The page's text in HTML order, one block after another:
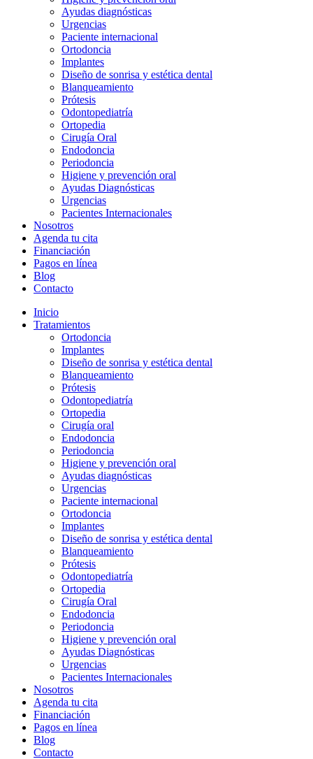
Ayudas diagnósticas
Urgencias
Paciente internacional
Ortodoncia
Implantes
Diseño de sonrisa y estética dental
Blanqueamiento
Prótesis
Odontopediatría
Ortopedia
Cirugía Oral
Endodoncia
Periodoncia
Higiene y prevención oral
Ayudas Diagnósticas
Urgencias
Pacientes Internacionales
Nosotros
Agenda tu cita
Financiación
Pagos en línea
Blog
Contacto
Inicio
Tratamientos
Ortodoncia
Implantes
Diseño de sonrisa y estética dental
Blanqueamiento
Prótesis
Odontopediatría
Ortopedia
Cirugía oral
Endodoncia
Periodoncia
Higiene y prevención oral
Ayudas diagnósticas
Urgencias
Paciente internacional
Ortodoncia
Implantes
Diseño de sonrisa y estética dental
Blanqueamiento
Prótesis
Odontopediatría
Ortopedia
Cirugía Oral
Endodoncia
Periodoncia
Higiene y prevención oral
Ayudas Diagnósticas
Urgencias
Pacientes Internacionales
Nosotros
Agenda tu cita
Financiación
Pagos en línea
Blog
Contacto